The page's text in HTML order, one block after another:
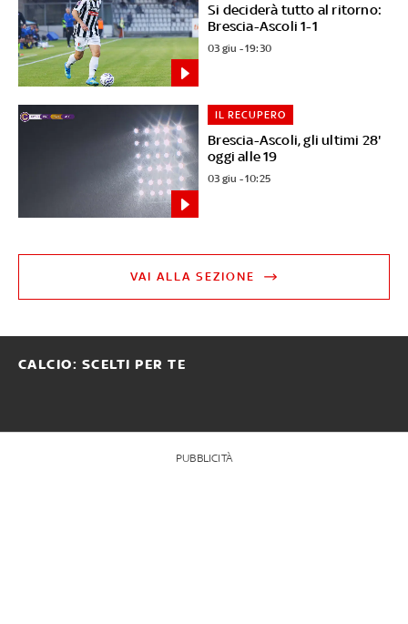
Si deciderà tutto al ritorno:
Brescia-Ascoli 1-1
03 giu - 19:30
Brescia-Ascoli, gli ultimi 28'
oggi alle 19
IL RECUPERO
03 giu - 10:25
VAI ALLA SEZIONE
CALCIO: SCELTI PER TE
PUBBLICITÀ